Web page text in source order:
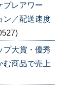
プレアワー
ン／配送速度
プ大賞・優秀
む商品で売上